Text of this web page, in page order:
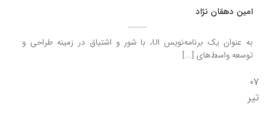
امین دهقان نژاد
به عنوان یک برنامه‌نویس UI، با شور و اشتیاق در زمینه طراحی و
توسعه واسط‌های [...]
07
تیر